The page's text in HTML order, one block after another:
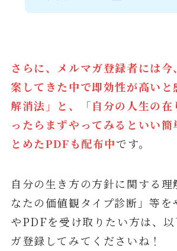
さらに、メルマガ登録者には
案してきた中で即効性が高いと
解消法」と、「自分の人生の在
ったらまずやってみるといい簡
とめたPDFも配布中です。
自分の生き方の方針に関する理
なたの価値観タイプ診断」等を
やPDFを受け取りたい方は、
ガ登録してみてくださいね！